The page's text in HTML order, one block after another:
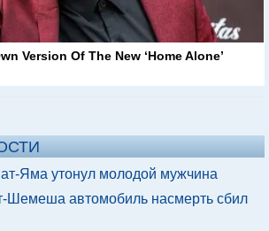
Version Of The New ‘Home Alone’
Яма утонул молодой мужчина
Шемеша автомобиль насмерть сбил